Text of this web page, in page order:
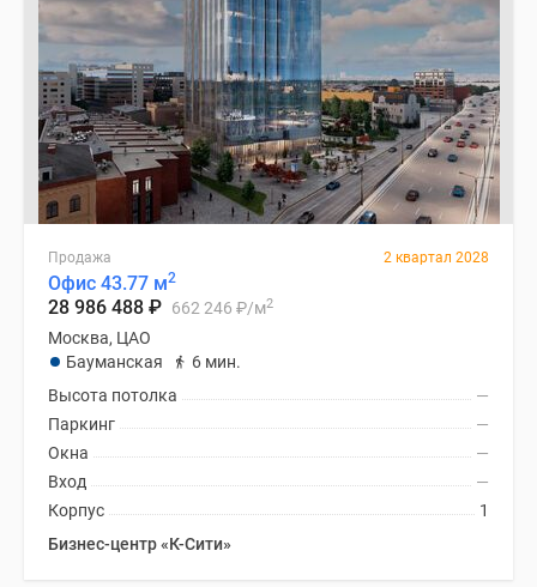
Продажа 2 квартал 2028
Офис 43.77 м2
28 986 488 ₽ 662 246 ₽/м2
Москва, ЦАО
Бауманская
6 мин.
—
Высота потолка
—
Паркинг
—
Окна
—
Вход
1
Корпус
Бизнес-центр «К-Сити»